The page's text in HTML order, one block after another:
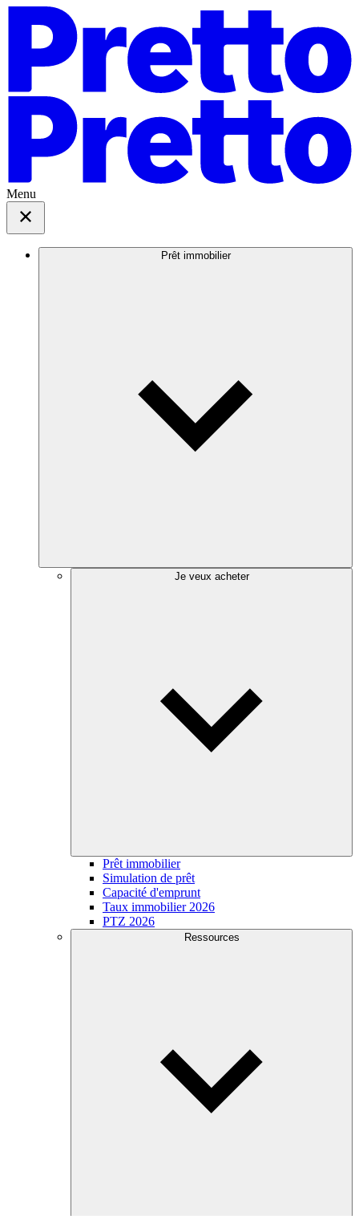
Menu
Prêt immobilier
Je veux acheter
Prêt immobilier
Simulation de prêt
Capacité d'emprunt
Taux immobilier 2026
PTZ 2026
Ressources